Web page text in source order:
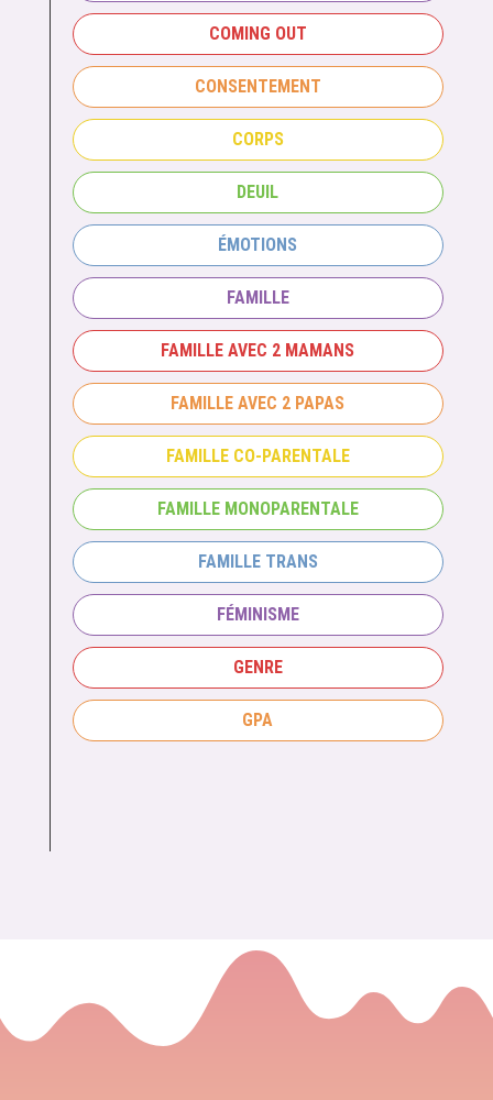
COMING OUT
CONSENTEMENT
CORPS
DEUIL
ÉMOTIONS
FAMILLE
FAMILLE AVEC 2 MAMANS
FAMILLE AVEC 2 PAPAS
FAMILLE CO-PARENTALE
FAMILLE MONOPARENTALE
FAMILLE TRANS
FÉMINISME
GENRE
GPA